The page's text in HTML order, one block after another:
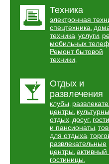
Техника
электронная
спецтехника,
техника, услуги,
мобильных
Ремонт бытовой
техники,
Отдых и
развлечения
клубы,
центры,
отдых, досуг,
и пансионаты,
для отдыха,
развлекательные
центры, активный
гостиницы,